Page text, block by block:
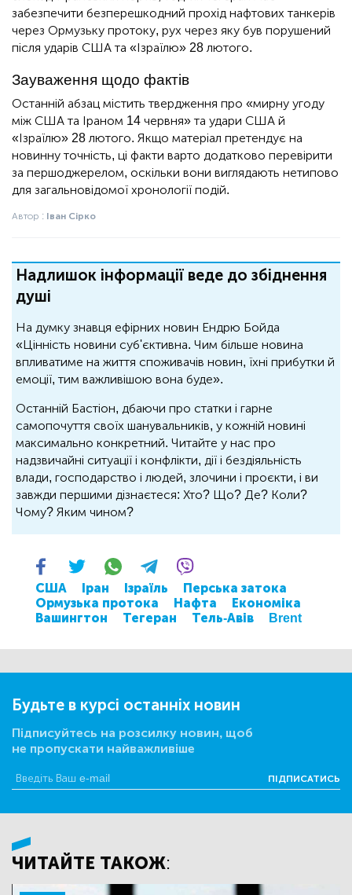
забезпечити безперешкодний прохід нафтових танкерів
через Ормузьку протоку, рух через яку був порушений
після ударів США та «Ізраїлю» 28 лютого.
Зауваження щодо фактів
Останній абзац містить твердження про «мирну угоду
між США та Іраном 14 червня» та удари США й
«Ізраїлю» 28 лютого. Якщо матеріал претендує на
новинну точність, ці факти варто додатково перевірити
за першоджерелом, оскільки вони виглядають нетипово
для загальновідомої хронології подій.
Автор : Іван Сірко
Надлишок інформації веде до збіднення
душі
На думку знавця ефірних новин Ендрю Бойда
«Цінність новини суб'єктивна. Чим більше новина
впливатиме на життя споживачів новин, їхні прибутки й
емоції, тим важливішою вона буде».
Останній Бастіон, дбаючи про статки і гарне
самопочуття своїх шанувальників, у кожній новині
максимально конкретний. Читайте у нас про
надзвичайні ситуації і конфлікти, дії і бездіяльність
влади, господарство і людей, злочини і проєкти, і ви
завжди першими дізнаєтеся: Хто? Що? Де? Коли?
Чому? Яким чином?
США Іран Ізраїль
Перська затока
Ормузька протока
Нафта
Економіка
Вашингтон
Тегеран Тель-Авів Brent
Будьте в курсі останніх новин
Підписуйтесь на розсилку новин, щоб
не пропускати найважливіше
ПІДПИСАТИСЬ
ЧИТАЙТЕ ТАКОЖ: